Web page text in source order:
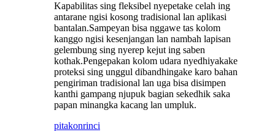
Kapabilitas sing fleksibel nyepetake celah ing
antarane ngisi kosong tradisional lan aplikasi
bantalan.Sampeyan bisa nggawe tas kolom
kanggo ngisi kesenjangan lan nambah lapisan
gelembung sing nyerep kejut ing saben
kothak.Pengepakan kolom udara nyedhiyakake
proteksi sing unggul dibandhingake karo bahan
pengiriman tradisional lan uga bisa disimpen
kanthi gampang njupuk bagian sekedhik saka
papan minangka kacang lan umpluk.
pitakonrinci